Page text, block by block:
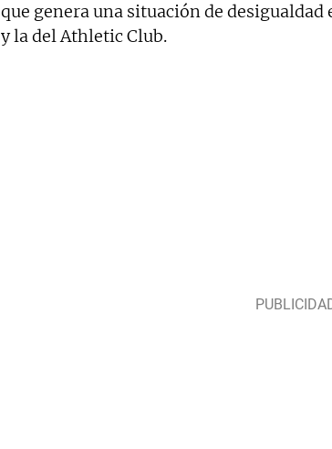
que genera una situación de
y la del Athletic Club.